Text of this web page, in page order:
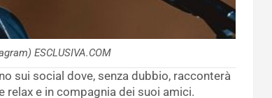
ESCLUSIVA.COM
sui social dove, senza dubbio, racconterà
relax e in compagnia dei suoi amici.